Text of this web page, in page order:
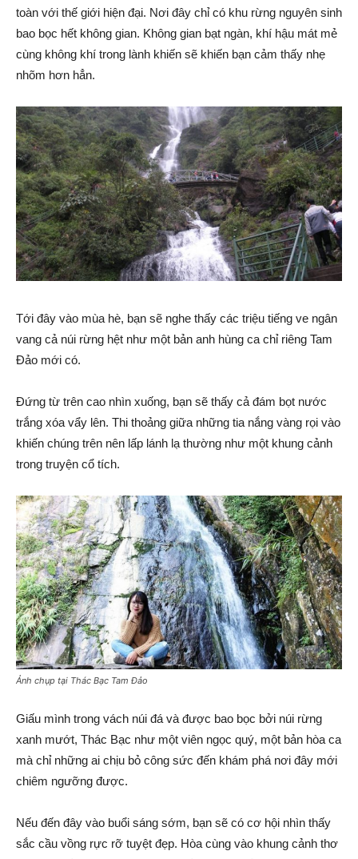
toàn với thế giới hiện đại. Nơi đây chỉ có khu rừng nguyên sinh
bao bọc hết không gian. Không gian bạt ngàn, khí hậu mát mẻ
cùng không khí trong lành khiến sẽ khiến bạn cảm thấy nhẹ
nhõm hơn hẳn.
Tới đây vào mùa hè, bạn sẽ nghe thấy các triệu tiếng ve ngân
vang cả núi rừng hệt như một bản anh hùng ca chỉ riêng Tam
Đảo mới có.
Đứng từ trên cao nhìn xuống, bạn sẽ thấy cả đám bọt nước
trắng xóa vẩy lên. Thi thoảng giữa những tia nắng vàng rọi vào
khiến chúng trên nên lấp lánh lạ thường như một khung cảnh
trong truyện cổ tích.
Ảnh chụp tại Thác Bạc Tam Đảo
Giấu mình trong vách núi đá và được bao bọc bởi núi rừng
xanh mướt, Thác Bạc như một viên ngọc quý, một bản hòa ca
mà chỉ những ai chịu bỏ công sức đến khám phá nơi đây mới
chiêm ngưỡng được.
Nếu đến đây vào buổi sáng sớm, bạn sẽ có cơ hội nhìn thấy
sắc cầu vồng rực rỡ tuyệt đẹp. Hòa cùng vào khung cảnh thơ